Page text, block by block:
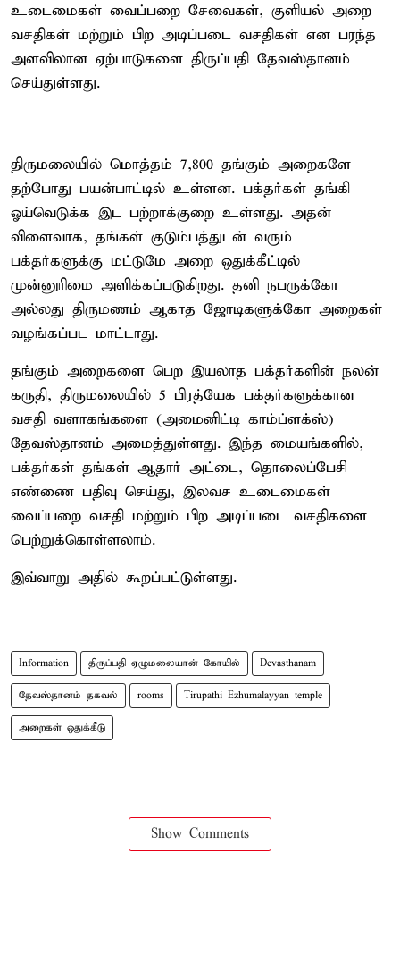
உடைமைகள் வைப்பறை சேவைகள், குளியல் அறை
வசதிகள் மற்றும் பிற அடிப்படை வசதிகள் என பரந்த
அளவிலான ஏற்பாடுகளை திருப்பதி தேவஸ்தானம்
செய்துள்ளது.
திருமலையில் மொத்தம் 7,800 தங்கும் அறைகளே
தற்போது பயன்பாட்டில் உள்ளன. பக்தர்கள் தங்கி
ஓய்வெடுக்க இட பற்றாக்குறை உள்ளது. அதன்
விளைவாக, தங்கள் குடும்பத்துடன் வரும்
பக்தர்களுக்கு மட்டுமே அறை ஒதுக்கீட்டில்
முன்னுரிமை அளிக்கப்படுகிறது. தனி நபருக்கோ
அல்லது திருமணம் ஆகாத ஜோடிகளுக்கோ அறைகள்
வழங்கப்பட மாட்டாது.
தங்கும் அறைகளை பெற இயலாத பக்தர்களின் நலன்
கருதி, திருமலையில் 5 பிரத்யேக பக்தர்களுக்கான
வசதி வளாகங்களை (அமைனிட்டி காம்ப்ளக்ஸ்)
தேவஸ்தானம் அமைத்துள்ளது. இந்த மையங்களில்,
பக்தர்கள் தங்கள் ஆதார் அட்டை, தொலைப்பேசி
எண்ணை பதிவு செய்து, இலவச உடைமைகள்
வைப்பறை வசதி மற்றும் பிற அடிப்படை வசதிகளை
பெற்றுக்கொள்ளலாம்.
இவ்வாறு அதில் கூறப்பட்டுள்ளது.
Information திருப்பதி ஏழுமலையான் கோயில் Devasthanam
தேவஸ்தானம் தகவல் rooms Tirupathi Ezhumalayyan temple
அறைகள் ஒதுக்கீடு
Show Comments